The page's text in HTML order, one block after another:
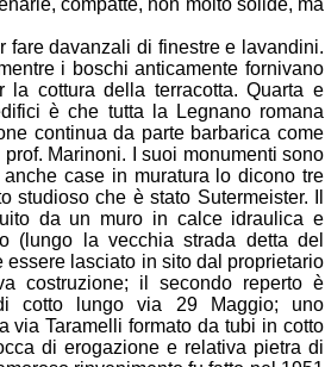
compatte, non molto solide, ma
fare davanzali di finestre e lavandini.
i boschi anticamente fornivano
la cottura della terracotta. Quarta e
è che tutta la Legnano romana
continua da parte barbarica come
Marinoni. I suoi monumenti sono
case in muratura lo dicono tre
studioso che è stato Sutermeister. Il
da un muro in calce idraulica e
(lungo la vecchia strada detta del
essere lasciato in sito dal proprietario
costruzione; il secondo reperto è
cotto lungo via 29 Maggio; uno
via Taramelli formato da tubi in cotto
di erogazione e relativa pietra di